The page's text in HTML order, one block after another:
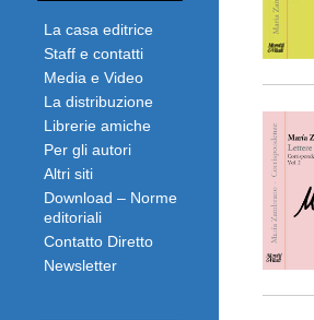
La casa editrice
Staff e contatti
Media e Video
La distribuzione
Librerie amiche
Per gli autori
Altri siti
Download – Norme
editoriali
Contatto Diretto
Newsletter